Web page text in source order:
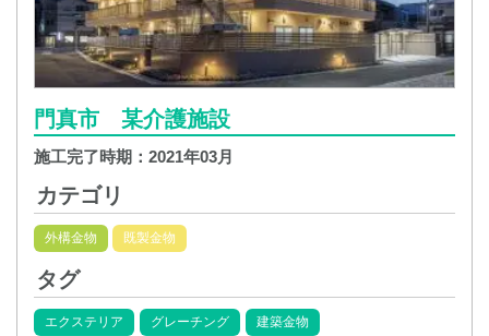
門真市 某介護施設
施工完了時期： 2021年03月
カテゴリ
外構金物 既製金物
タグ
エクステリア グレーチング 建築金物